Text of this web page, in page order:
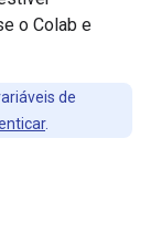
o Colab e
de
.